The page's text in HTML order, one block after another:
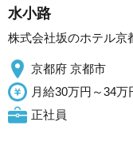
水小路
株式会社坂のホテル京
京都府 京都市
月給30万円～34万
正社員